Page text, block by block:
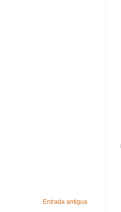
Entrada antigua